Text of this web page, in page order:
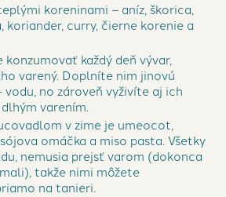
koreninami – aníz, škorica,
koriander, curry, čierne korenie a
konzumovať každý deň vývar,
varený. Doplníte nim jinovú
vodu, no zároveň vyživíte aj ich
varením.
v zime je umeocot,
omáčka a miso pasta. Všetky
nemusia prejsť varom (dokonca
takže nimi môžete
na tanieri.